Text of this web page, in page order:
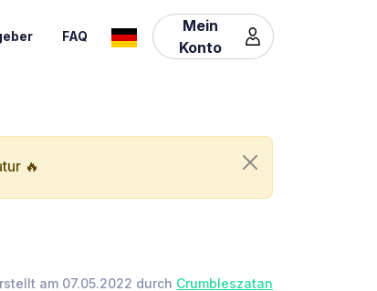
FAQ
Mein
Konto
🔥
am 07.05.2022 durch Crumbleszatan